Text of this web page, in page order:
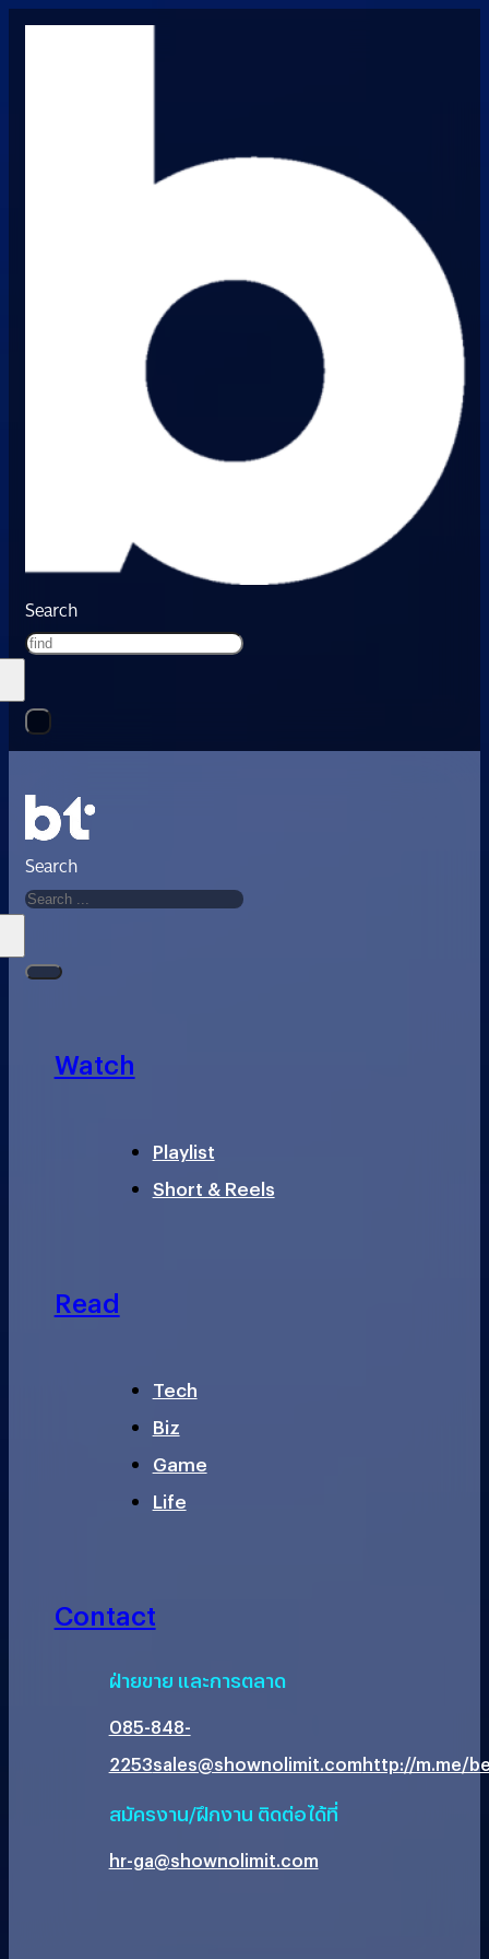
Search
Search
Watch
Playlist
Short & Reels
Read
Tech
Biz
Game
Life
Contact
ฝ่ายขาย และการตลาด
085-848-
2253sales@shownolimit.comhttp://m.me/
สมัครงาน/ฝึกงาน ติดต่อได้ที่
hr-ga@shownolimit.com